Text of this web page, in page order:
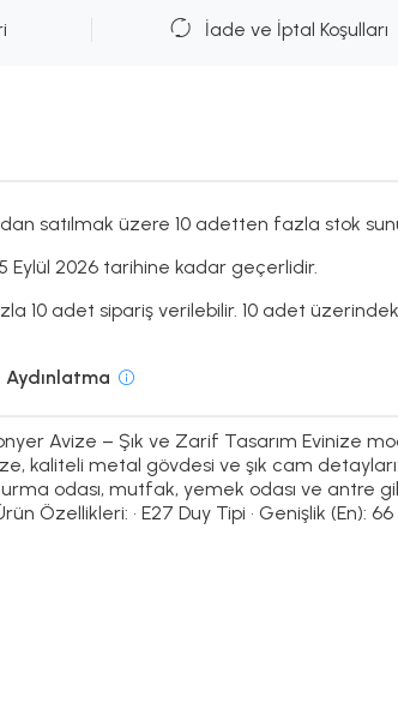
İade ve İptal Koşulları
satılmak üzere 10 adetten fazla stok
Eylül 2026 tarihine kadar geçerlidir.
10 adet sipariş verilebilir. 10 adet
Avize – Şık ve Zarif Tasarım Evinize
kaliteli metal gövdesi ve şık cam
odası, mutfak, yemek odası ve
Özellikleri: • E27 Duy Tipi • Genişlik (En):